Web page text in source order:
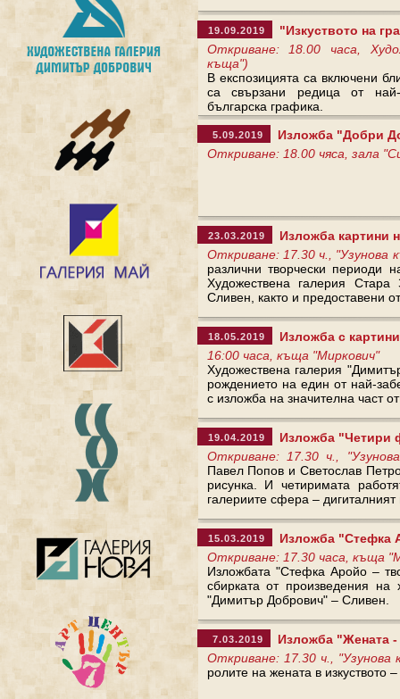
19.09.2019
"Изкуството на
Откриване: 18.00 часа,
къща")
В експозицията са включени
са свързани редица от най-
българска графика.
5.09.2019
Изложба "Добри
Откриване: 18.00 чяса, зала
23.03.2019
Изложба картини
Откриване: 17.30 ч.,
различни творчески периоди
Художествена галерия
Сливен, както и предоставени
18.05.2019
Изложба с
16:00 часа, къща "Миркович"
Художествена галерия
рождението на един от най-
с изложба на значителна част
19.04.2019
Изложба "Четири
Откриване: 17.30 ч.,
Павел Попов и Светослав
рисунка. И четиримата
галериите сфера –
15.03.2019
Изложба "Стефка
Откриване: 17.30 часа, къща
Изложбата "Стефка Аройо –
сбирката от произведения на
"Димитър Добрович" – Сливен.
7.03.2019
Изложба "Жената -
Откриване: 17.30 ч.,
ролите на жената в изкуството